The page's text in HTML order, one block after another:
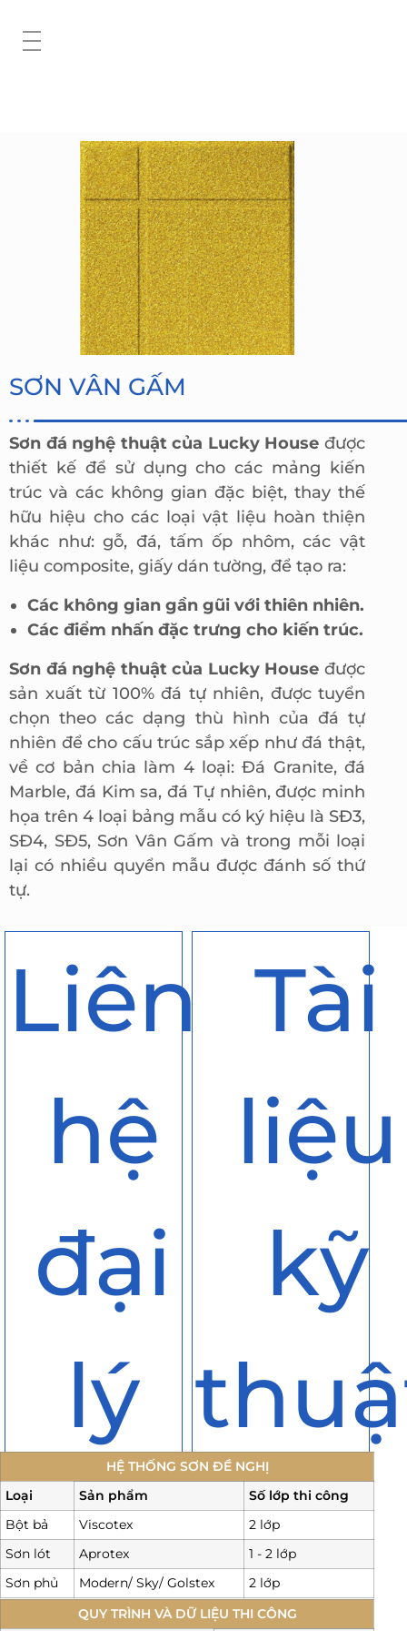
SƠN VÂN GẤM
Sơn đá nghệ thuật của Lucky House được
thiết kế để sử dụng cho các mảng kiến
trúc và các không gian đặc biệt, thay thế
hữu hiệu cho các loại vật liệu hoàn thiện
khác như: gỗ, đá, tấm ốp nhôm, các vật
liệu composite, giấy dán tường, để tạo ra:
Các không gian gần gũi với thiên nhiên.
Các điểm nhấn đặc trưng cho kiến trúc.
Sơn đá nghệ thuật của Lucky House được
sản xuất từ 100% đá tự nhiên, được tuyển
chọn theo các dạng thù hình của đá tự
nhiên để cho cấu trúc sắp xếp như đá thật,
về cơ bản chia làm 4 loại: Đá Granite, đá
Marble, đá Kim sa, đá Tự nhiên, được minh
họa trên 4 loại bảng mẫu có ký hiệu là SĐ3,
SĐ4, SĐ5, Sơn Vân Gấm và trong mỗi loại
lại có nhiều quyển mẫu được đánh số thứ
tự.
Liên
hệ
đại
lý
Tài
liệu
kỹ
HỆ THỐNG SƠN ĐỀ NGHỊ
Loại
Sản phẩm
Số lớp thi công
Bột bả
Viscotex
2 lớp
Sơn lót
Aprotex
1 - 2 lớp
Sơn phủ
Modern/ Sky/ Golstex
2 lớp
QUY TRÌNH VÀ DỮ LIỆU THI CÔNG